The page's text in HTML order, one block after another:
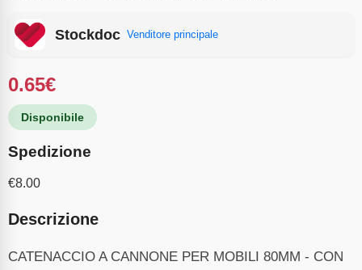
Stockdoc Venditore principale
0.65€
Disponibile
Spedizione
€8.00
Descrizione
CATENACCIO A CANNONE PER MOBILI 80MM - CON